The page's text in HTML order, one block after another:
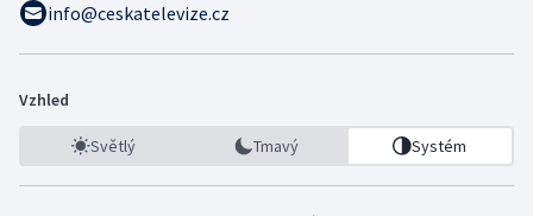
info@ceskatelevize.cz
Vzhled
Světlý Tmavý Systém